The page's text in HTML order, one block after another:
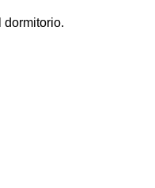
dormitorio.